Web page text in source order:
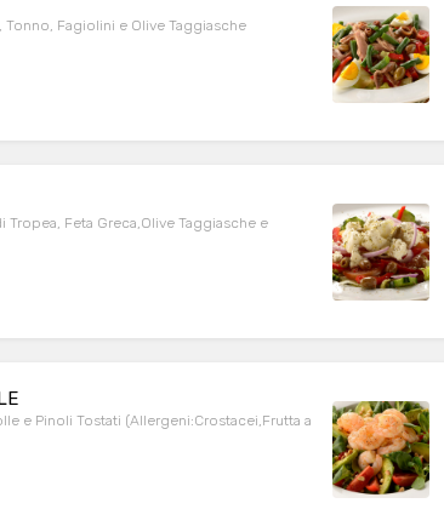
Fagiolini e Olive Taggiasche
Feta Greca,Olive Taggiasche e
e Pinoli Tostati (Allergeni:Crostacei,Frutta a